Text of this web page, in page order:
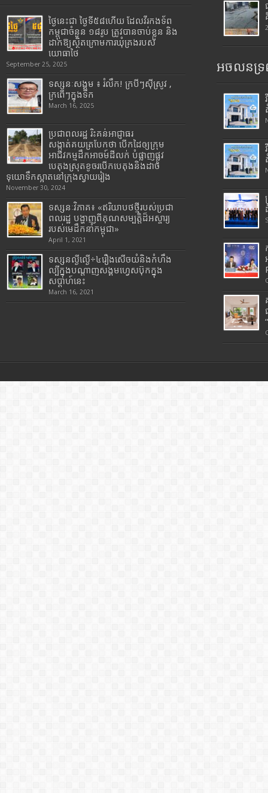
ថ្ងៃនេះជា ថ្ងៃទី៥៨ហើយ ដែលវីរកងទ័ព
កម្ពុជាចំនួន ១៨រូប ត្រូវបានចាប់ខ្លួន និង
ដាក់ឱ្យស្ថិតក្រោមការឃុំគ្រងរបស់
យោធាថៃ
September 25, 2025
ទស្សនៈសង្គម ៖ រំលឹក! ក្របីៗស៊ីស្រូវ ,
ក្រពើៗក្នុងទឹក
March 16, 2025
ប្រជាពលរដ្ឋ រិះគន់អាជ្ញាធរ
សង្កាត់គយត្របែកថា បើកដៃឲ្យក្រុម
អាជីវកម្មដឹកអាចម៍ដីលក់ បំផ្លាញផ្លូវ
បេតុងស្រុតខូចរបើកបេតុងនិងដាច់
ទុយោទឹកស្អាតនៅក្រុងស្វាយរៀង
November 30, 2024
ទស្សនៈវិភាគ៖ «ឥរិយាបថថ្មីរបស់ប្រជា
ពលរដ្ឋ បង្ហាញពីគុណសម្បត្តិដ៏អស្ចារ្យ
របស់មេដឹកនាំកម្ពុជា»
April 1, 2021
ទស្សនល្ងីល្ងើ÷៤រឿងសើចយំនិងកំហឹង
ល្បីក្នុងបណ្តាញសង្គមហ្វេសប៊ុកក្នុង
សប្តាហ៍នេះ
March 16, 2021
អចលនទ្រ